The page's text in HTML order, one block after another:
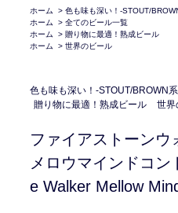
ホーム > 色も味も深い！-STOUT/
ホーム
> 全てのビール一覧
ホーム
> 贈り物に最適！熟成ビール
ホーム
> 世界のビール
色も味も深い！-STOUT/BROWN
贈り物に最適！熟成ビール
世界
ファイアストーン
メロウマインドコ
e Walker Mellow